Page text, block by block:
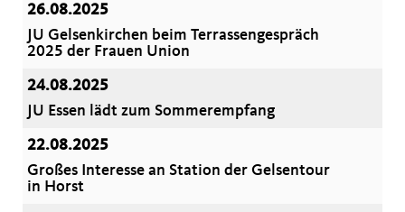
26.08.2025
JU Gelsenkirchen beim Terrassengespräch
2025 der Frauen Union
24.08.2025
JU Essen lädt zum Sommerempfang
22.08.2025
Großes Interesse an Station der Gelsentour
in Horst